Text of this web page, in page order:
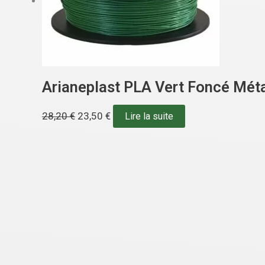
Arianeplast PLA Vert Foncé
28,20€ 23,50 € Lire la suite